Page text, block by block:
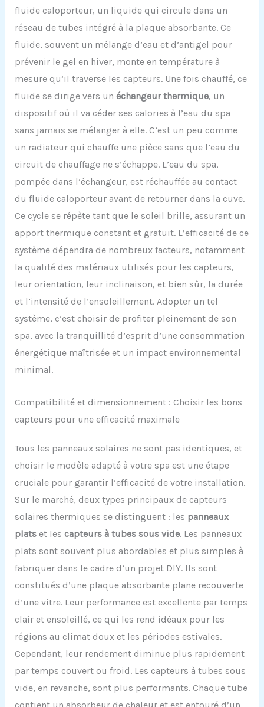
fluide caloporteur, un liquide qui circule dans un
réseau de tubes intégré à la plaque absorbante. Ce
fluide, souvent un mélange d’eau et d’antigel pour
prévenir le gel en hiver, monte en température à
mesure qu’il traverse les capteurs. Une fois chauffé, ce
fluide se dirige vers un échangeur thermique, un
dispositif où il va céder ses calories à l’eau du spa
sans jamais se mélanger à elle. C’est un peu comme
un radiateur qui chauffe une pièce sans que l’eau du
circuit de chauffage ne s’échappe. L’eau du spa,
pompée dans l’échangeur, est réchauffée au contact
du fluide caloporteur avant de retourner dans la cuve.
Ce cycle se répète tant que le soleil brille, assurant un
apport thermique constant et gratuit. L’efficacité de ce
système dépendra de nombreux facteurs, notamment
la qualité des matériaux utilisés pour les capteurs,
leur orientation, leur inclinaison, et bien sûr, la durée
et l’intensité de l’ensoleillement. Adopter un tel
système, c’est choisir de profiter pleinement de son
spa, avec la tranquillité d’esprit d’une consommation
énergétique maîtrisée et un impact environnemental
minimal.
Compatibilité et dimensionnement : Choisir les bons
capteurs pour une efficacité maximale
Tous les panneaux solaires ne sont pas identiques, et
choisir le modèle adapté à votre spa est une étape
cruciale pour garantir l’efficacité de votre installation.
Sur le marché, deux types principaux de capteurs
solaires thermiques se distinguent : les panneaux
platset les capteurs à tubes sous vide. Les panneaux
plats sont souvent plus abordables et plus simples à
fabriquer dans le cadre d’un projet DIY. Ils sont
constitués d’une plaque absorbante plane recouverte
d’une vitre. Leur performance est excellente par temps
clair et ensoleillé, ce qui les rend idéaux pour les
régions au climat doux et les périodes estivales.
Cependant, leur rendement diminue plus rapidement
par temps couvert ou froid. Les capteurs à tubes sous
vide, en revanche, sont plus performants. Chaque tube